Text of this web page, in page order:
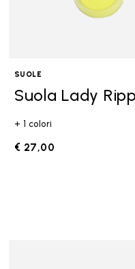
SUOLE
Suola Lady
+ 1 colori
€ 27,00